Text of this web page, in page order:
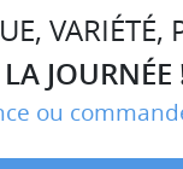
VARIÉTÉ,
JOURNÉE
ou